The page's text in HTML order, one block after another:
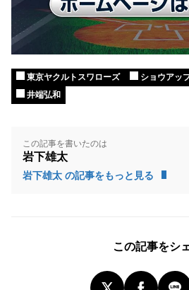
東京ヤクルトスワローズ ショウアッ
井端弘和
この記事を書いたのは
岩下雄太
岩下雄太 の記事をもっと見る
この記事をシ